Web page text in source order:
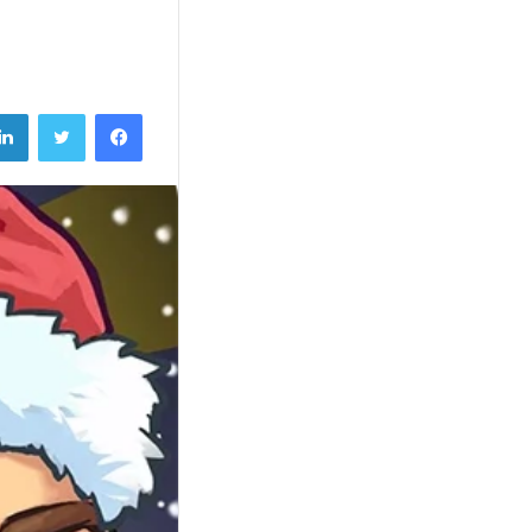
فيسبوك تويتر